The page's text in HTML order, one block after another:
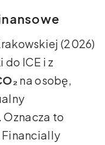
(2026)
do ICE i z
na osobę,
Oznacza to
Financially